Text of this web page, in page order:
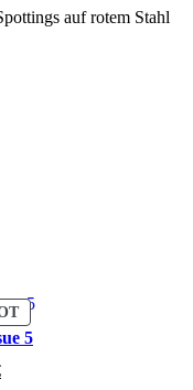
auf rotem Stahl
PRODUKT
IM
ANGEBOT
5
Aktueller